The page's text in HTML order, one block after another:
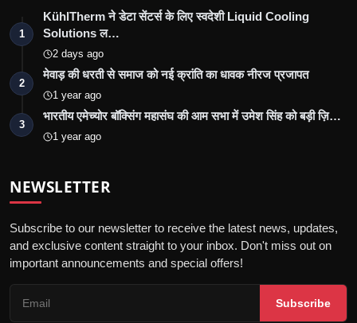
1
KühlTherm ने डेटा सेंटर्स के लिए स्वदेशी Liquid Cooling
Solutions ल…
2 days ago
2
मेवाड़ की धरती से समाज को नई क्रांति का धावक नीरज प्रजापत
1 year ago
3
भारतीय एमेच्योर बॉक्सिंग महासंघ की आम सभा में उमेश सिंह को बड़ी ज़ि…
1 year ago
NEWSLETTER
Subscribe to our newsletter to receive the latest news, updates,
and exclusive content straight to your inbox. Don't miss out on
important announcements and special offers!
Subscribe